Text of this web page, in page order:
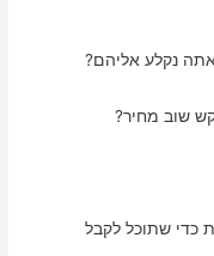
נקלע אליהם?
שוב מחיר?
כדי שתוכל לקבל